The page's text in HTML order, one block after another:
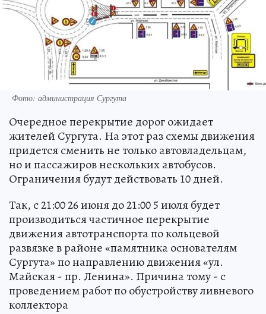
Фото: администрация Сургута
Очередное перекрытие дорог ожидает
жителей Сургута. На этот раз схемы движения
придется сменить не только автовладельцам,
но и пассажиров нескольких автобусов.
Ограничения будут действовать 10 дней.
Так, с 21:00 26 июня до 21:00 5 июля будет
производиться частичное перекрытие
движения автотранспорта по кольцевой
развязке в районе «памятника основателям
Сургута» по направлению движения «ул.
Майская - пр. Ленина». Причина тому - с
проведением работ по обустройству ливневого
коллектора